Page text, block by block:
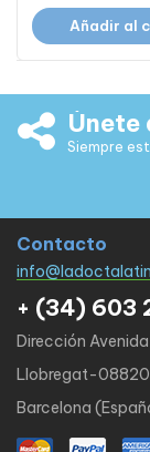
Añadir al
Únete
Siempre
Contacto
+ (34) 603
Dirección
Llobregat-08820
Barcelona